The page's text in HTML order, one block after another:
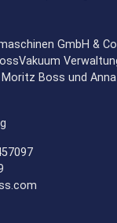
GmbH &
Boss und